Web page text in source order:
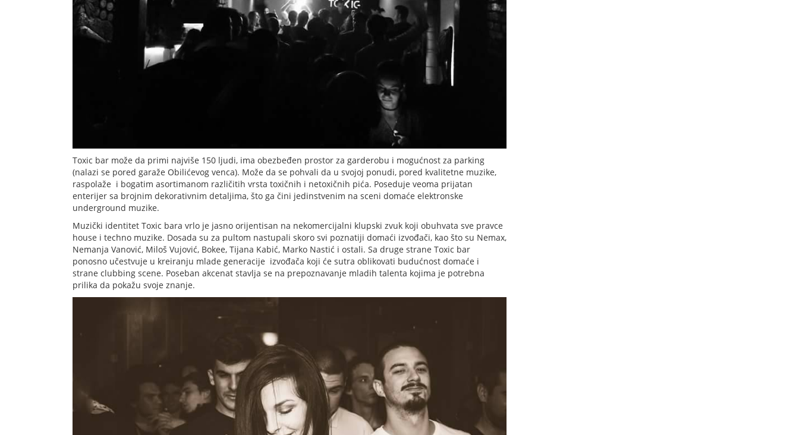
Toxic bar može da primi najviše 150 ljudi, ima obezbeđen prostor za garderobu i mogućnost za parking
(nalazi se pored garaže Obilićevog venca). Može da se pohvali da u svojoj ponudi, pored kvalitetne muzike,
raspolaže i bogatim asortimanom različitih vrsta toxičnih i netoxičnih pića. Poseduje veoma prijatan
enterijer sa brojnim dekorativnim detaljima, što ga čini jedinstvenim na sceni domaće elektronske
underground muzike.
Muzički identitet Toxic bara vrlo je jasno orijentisan na nekomercijalni klupski zvuk koji obuhvata sve pravce
house i techno muzike. Dosada su za pultom nastupali skoro svi poznatiji domaći izvođači, kao što su Nemax,
Nemanja Vanović, Miloš Vujović, Bokee, Tijana Kabić, Marko Nastić i ostali. Sa druge strane Toxic bar
ponosno učestvuje u kreiranju mlade generacije izvođača koji će sutra oblikovati budućnost domaće i
strane clubbing scene. Poseban akcenat stavlja se na prepoznavanje mladih talenta kojima je potrebna
prilika da pokažu svoje znanje.